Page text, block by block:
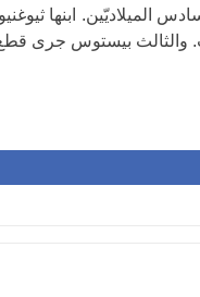
الميلاديّين. ابنها
والثالث بيستوس جرى